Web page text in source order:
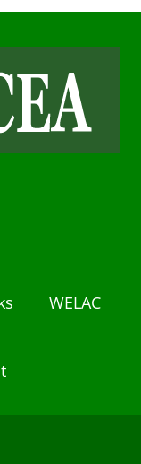
WELAC